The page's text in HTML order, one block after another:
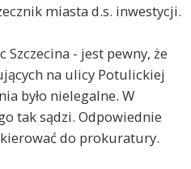
miasta d.s. inwestycji.
Szczecina - jest pewny, że
na ulicy Potulickiej
było nielegalne. W
tak sądzi. Odpowiednie
do prokuratury.